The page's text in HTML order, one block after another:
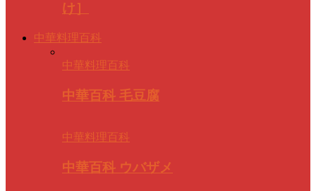
け］
中華料理百科
中華料理百科
中華百科 毛豆腐
中華料理百科
中華百科 ウバザメ